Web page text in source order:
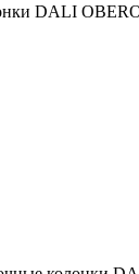
DALI